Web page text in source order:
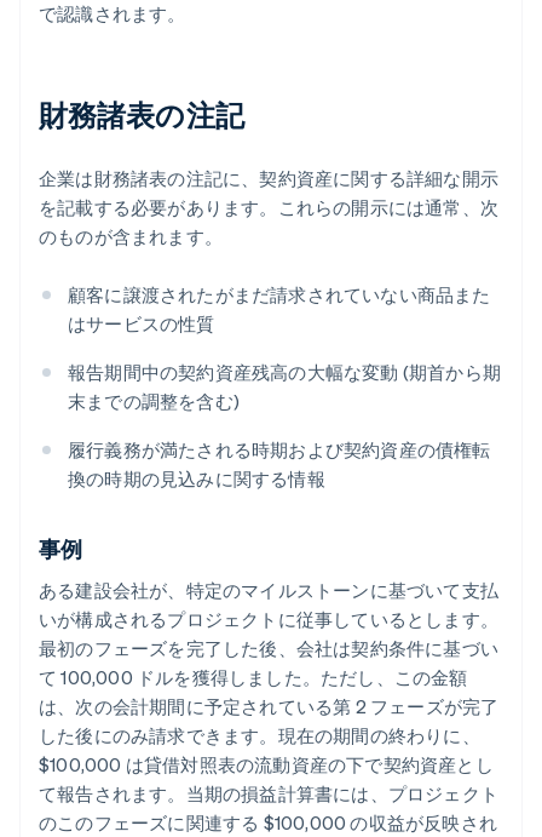
で認識されます。
財務諸表の注記
企業は財務諸表の注記に、契約資産に関する詳細な開示
を記載する必要があります。これらの開示には通常、次
のものが含まれます。
顧客に譲渡されたがまだ請求されていない商品また
はサービスの性質
報告期間中の契約資産残高の大幅な変動 (期首から期
末までの調整を含む)
履行義務が満たされる時期および契約資産の債権転
換の時期の見込みに関する情報
事例
ある建設会社が、特定のマイルストーンに基づいて支払
いが構成されるプロジェクトに従事しているとします。
最初のフェーズを完了した後、会社は契約条件に基づい
て 100,000 ドルを獲得しました。ただし、この金額
は、次の会計期間に予定されている第 2 フェーズが完了
した後にのみ請求できます。現在の期間の終わりに、
$100,000 は貸借対照表の流動資産の下で契約資産とし
て報告されます。当期の損益計算書には、プロジェクト
のこのフェーズに関連する $100,000 の収益が反映され